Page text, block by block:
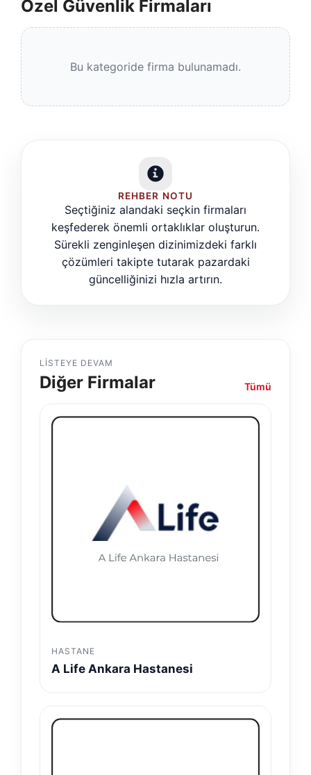
Özel Güvenlik Firmaları
Bu kategoride firma bulunamadı.
REHBER NOTU
Seçtiğiniz alandaki seçkin firmaları
keşfederek önemli ortaklıklar oluşturun.
Sürekli zenginleşen dizinimizdeki farklı
çözümleri takipte tutarak pazardaki
güncelliğinizi hızla artırın.
LISTEYE DEVAM
Diğer Firmalar Tümü
HASTANE
A Life Ankara Hastanesi